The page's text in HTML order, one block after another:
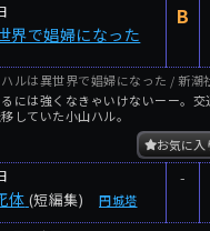
界で娼婦になった
B
ハルは異世界で娼婦になった / 新潮
には強くなきゃいけないーー。
していた小山ハル。
お気に入
体 (短編集) 円城塔
-